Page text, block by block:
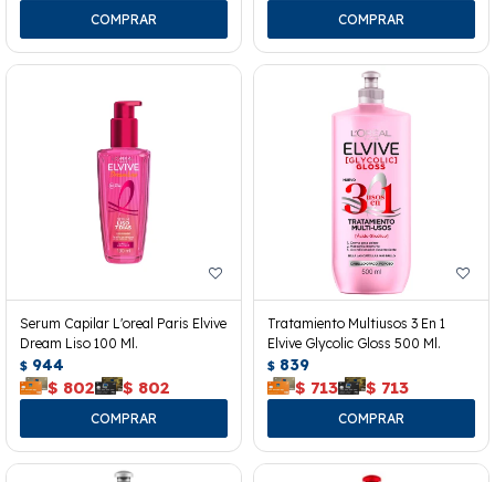
Serum Capilar L'oreal Paris Elvive
Dream Liso 100 Ml.
$ 944
$ 802 $ 802
Tratamiento Multiusos 3 En 1
Elvive Glycolic Gloss 500 Ml.
$ 839
$ 713 $ 713